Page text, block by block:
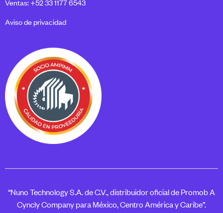
Ventas: +52 33 1177 6543
Aviso de privacidad
“Nuno Technology S.A. de C.V., distribuidor oficial de Promob A
Cyncly Company para México, Centro América y Caribe”.